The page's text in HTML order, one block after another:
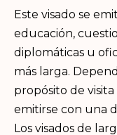
Este visado se
educación,
diplomáticas u
más larga.
propósito de
emitirse con una
Los visados de